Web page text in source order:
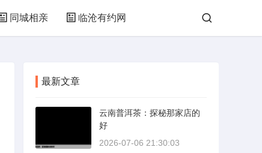
同城相亲 临沧有约网
最新文章
云南普洱茶：探秘那家店的
好
2026-07-06 21:30:03